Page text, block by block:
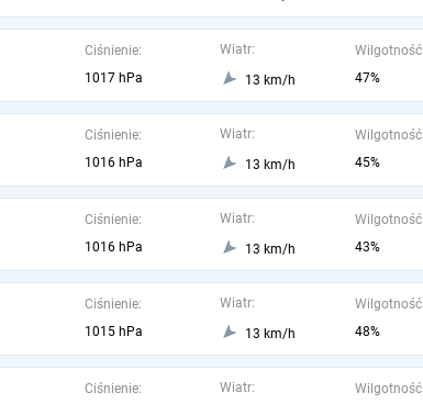
Ciśnienie:
1017 hPa
Wiatr:
13 km/h
Wilgotność:
47%
Ciśnienie:
1016 hPa
Wiatr:
13 km/h
Wilgotność:
45%
Ciśnienie:
1016 hPa
Wiatr:
13 km/h
Wilgotność:
43%
Ciśnienie:
1015 hPa
Wiatr:
13 km/h
Wilgotność:
48%
Ciśnienie:
Wiatr:
Wilgotność: